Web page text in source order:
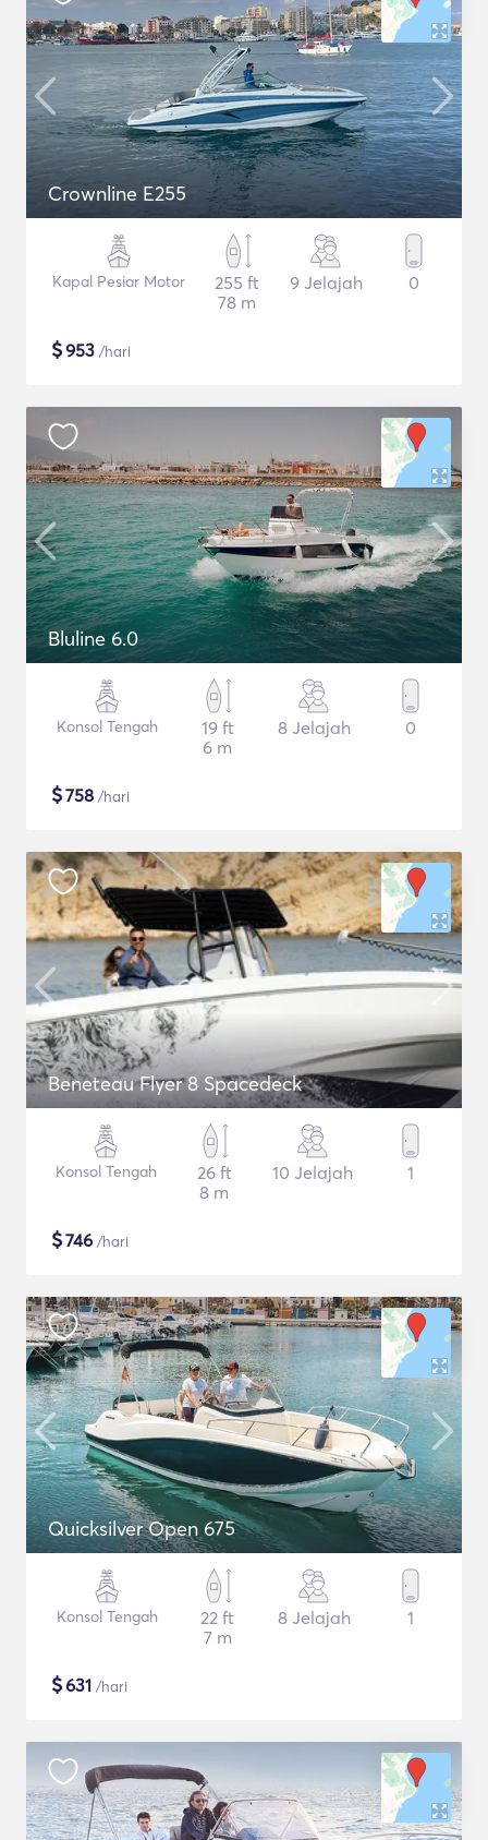
Crownline E255
Kapal Pesiar Motor
255 ft
78 m
9 Jelajah 0
$953 /hari
Bluline 6.0
Konsol Tengah
19 ft
6 m
8 Jelajah 0
$758 /hari
Beneteau Flyer 8 Spacedeck
Konsol Tengah
26 ft
8 m
10 Jelajah 1
$746 /hari
Quicksilver Open 675
Konsol Tengah
22 ft
7 m
8 Jelajah 1
$631 /hari